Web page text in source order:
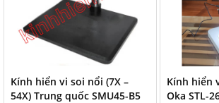
Kính hiển vi soi nổi (7X –
54X) Trung quốc SMU45-B5
Kính hiển
Oka STL-